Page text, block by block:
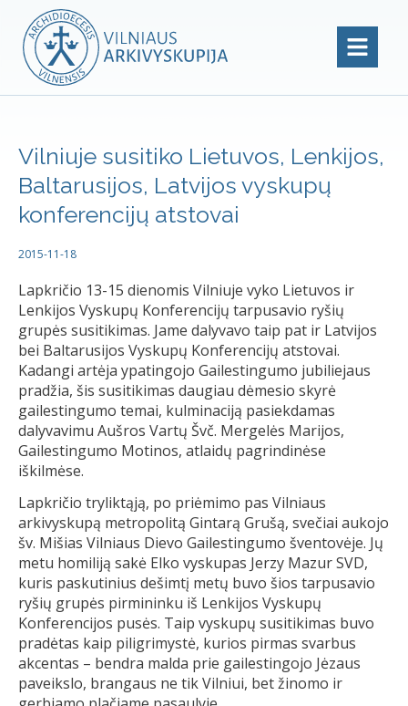
Vilniuje susitiko Lietuvos, Lenkijos,
Baltarusijos, Latvijos vyskupų
konferencijų atstovai
2015-11-18
Lapkričio 13-15 dienomis Vilniuje vyko Lietuvos ir
Lenkijos Vyskupų Konferencijų tarpusavio ryšių
grupės susitikimas. Jame dalyvavo taip pat ir Latvijos
bei Baltarusijos Vyskupų Konferencijų atstovai.
Kadangi artėja ypatingojo Gailestingumo jubiliejaus
pradžia, šis susitikimas daugiau dėmesio skyrė
gailestingumo temai, kulminaciją pasiekdamas
dalyvavimu Aušros Vartų Švč. Mergelės Marijos,
Gailestingumo Motinos, atlaidų pagrindinėse
iškilmėse.
Lapkričio tryliktąją, po priėmimo pas Vilniaus
arkivyskupą metropolitą Gintarą Grušą, svečiai aukojo
šv. Mišias Vilniaus Dievo Gailestingumo šventovėje. Jų
metu homiliją sakė Elko vyskupas Jerzy Mazur SVD,
kuris paskutinius dešimtį metų buvo šios tarpusavio
ryšių grupės pirmininku iš Lenkijos Vyskupų
Konferencijos pusės. Taip vyskupų susitikimas buvo
pradėtas kaip piligrimystė, kurios pirmas svarbus
akcentas – bendra malda prie gailestingojo Jėzaus
paveikslo, brangaus ne tik Vilniui, bet žinomo ir